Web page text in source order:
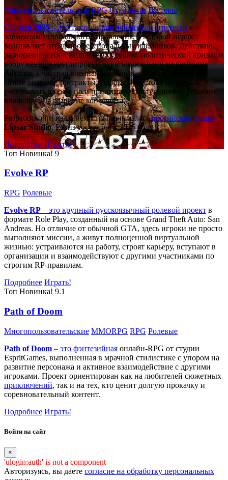
Многопользовательские RPG Стратегии Шутеры
Спарта 2035– это тактическаяпошаговая стратегияс
элементами глобального управления, в которой игрок
возглавляет отряд профессиональных наёмников. Действие
разворачивается в недалёком будущем: политический кризис и
вооружённые группировки охватывают один из регионов
Африки, а частная военная компания «Спарта» берётся за
самые опасные контракты. Игроку предстоит не только
участвовать в боях, но и принимать стратегические решения,
влияющие на развитие конфликта.
Разработкой и изданием игры занималасьроссийская студия
Lipsar Studio. Релиз состоялся в 2025 году.
Подробнее Играть!
Топ Новинка! 9
Evolve RP
RPG Ролевые
Evolve RP – это крупный русскоязычный ролевой проект в
формате Role Play, созданный на основе Grand Theft Auto: San
Andreas. Но отличие от обычной GTA, здесь игроки не просто
выполняют миссии, а живут полноценной виртуальной
жизнью: устраиваются на работу, строят карьеру, вступают в
организации и взаимодействуют с другими участниками по
строгим RP-правилам.
Подробнее Играть!
Топ Новинка! 9.1
Path of Doom
Многопользовательские MMORPG RPG Ролевые
Path of Doom – это фэнтезийная онлайн-RPG от студии
EspritGames, выполненная в мрачной стилистике с упором на
развитие персонажа и активное взаимодействие с другими
игроками. Проект ориентирован как на любителей сюжетных
приключений, так и на тех, кто ценит долгую прокачку и
соревновательный контент.
Подробнее Играть!
Войти на сайт
×
'ulogin:auth' is not a component
Авторизуясь, вы даете согласие на обработку персональных